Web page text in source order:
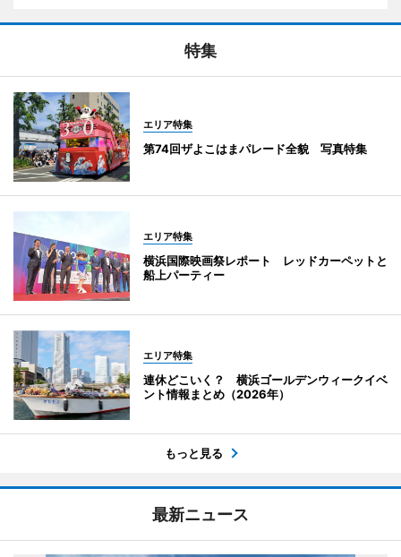
特集
エリア特集
第74回ザよこはまパレード全貌 写真特集
エリア特集
横浜国際映画祭レポート レッドカーペットと
船上パーティー
エリア特集
連休どこいく？ 横浜ゴールデンウィークイベ
ント情報まとめ（2026年）
もっと見る
最新ニュース